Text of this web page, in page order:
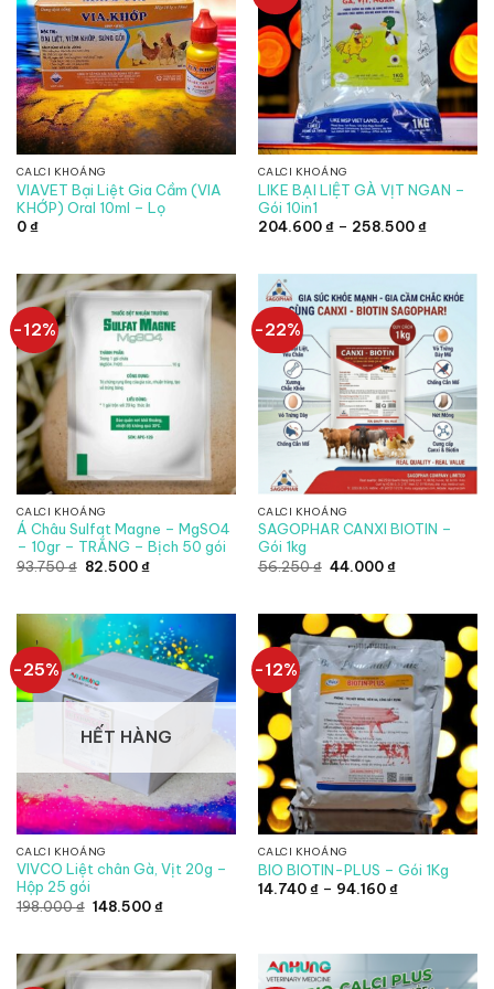
CALCI KHOÁNG
VIAVET Bại Liệt Gia Cầm (VIA
KHỚP) Oral 10ml – Lọ
0₫
CALCI KHOÁNG
LIKE BẠI LIỆT GÀ VỊT NGAN –
Gói 10in1
204.600₫ – 258.500₫Khoảng
đến
258.500
-12%
CALCI KHOÁNG
Á Châu Sulfat Magne – MgSO4
– 10gr – TRẮNG – Bịch 50 gói
93.750₫ Giá
82.500₫Giá
82.500 ₫.
-22%
CALCI KHOÁNG
SAGOPHAR CANXI BIOTIN –
Gói 1kg
56.250₫ Giá
44.000₫Giá
44.000 ₫.
-25%
HẾT HÀNG
CALCI KHOÁNG
VIVCO Liệt chân Gà, Vịt 20g –
Hộp 25 gói
198.000₫ Giá
148.500₫Giá
148.500 ₫.
-12%
CALCI KHOÁNG
BIO BIOTIN-PLUS – Gói 1Kg
14.740₫ – 94.160₫Khoảng
94.160 ₫